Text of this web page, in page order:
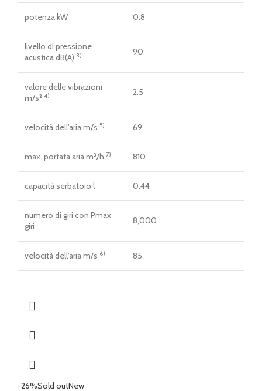
potenza kW 0.8
livello di pressione
acustica dB(A) 3) 90
valore delle vibrazioni
m/s² 4) 2.5
velocità dell'aria m/s 5) 69
max. portata aria m³/h 7) 810
capacità serbatoio l 0.44
numero di giri con Pmax
giri
8,000
velocità dell'aria m/s 6) 85
-26%Sold outNew